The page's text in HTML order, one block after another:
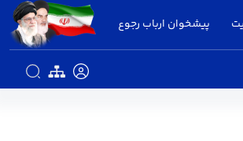
پیشخوان ارباب رجوع